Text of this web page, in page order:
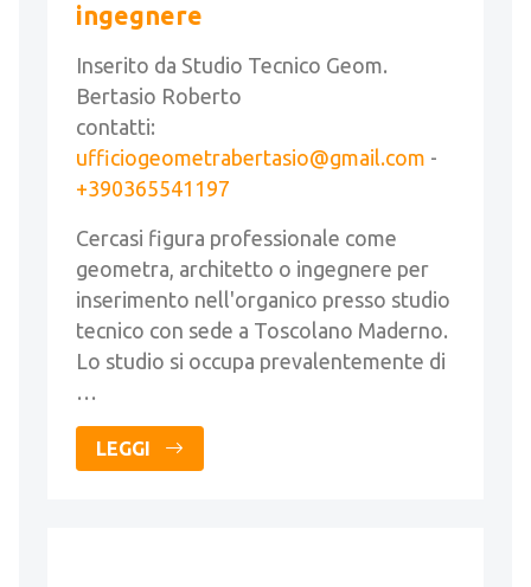
ingegnere
Inserito da Studio Tecnico Geom.
Bertasio Roberto
contatti:
ufficiogeometrabertasio@gmail.com -
+390365541197
Cercasi figura professionale come
geometra, architetto o ingegnere per
inserimento nell'organico presso studio
tecnico con sede a Toscolano Maderno.
Lo studio si occupa prevalentemente di
…
LEGGI